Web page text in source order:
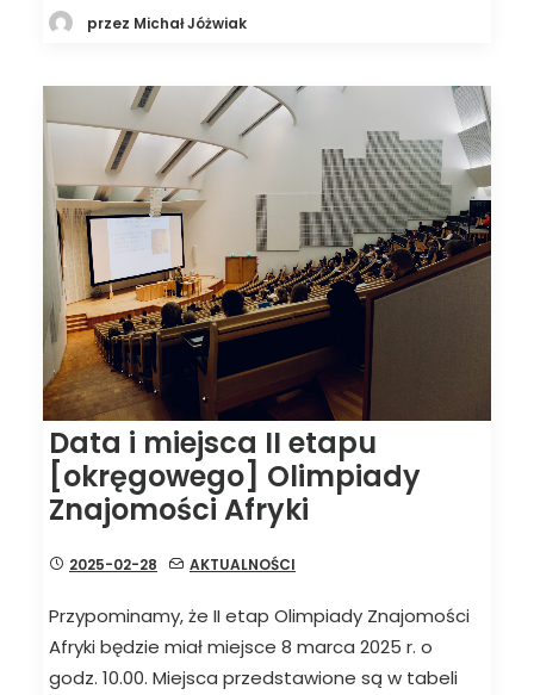
przez Michał Jóżwiak
Data i miejsca II etapu
[okręgowego] Olimpiady
Znajomości Afryki
2025-02-28 AKTUALNOŚCI
Przypominamy, że II etap Olimpiady Znajomości
Afryki będzie miał miejsce 8 marca 2025 r. o
godz. 10.00. Miejsca przedstawione są w tabeli